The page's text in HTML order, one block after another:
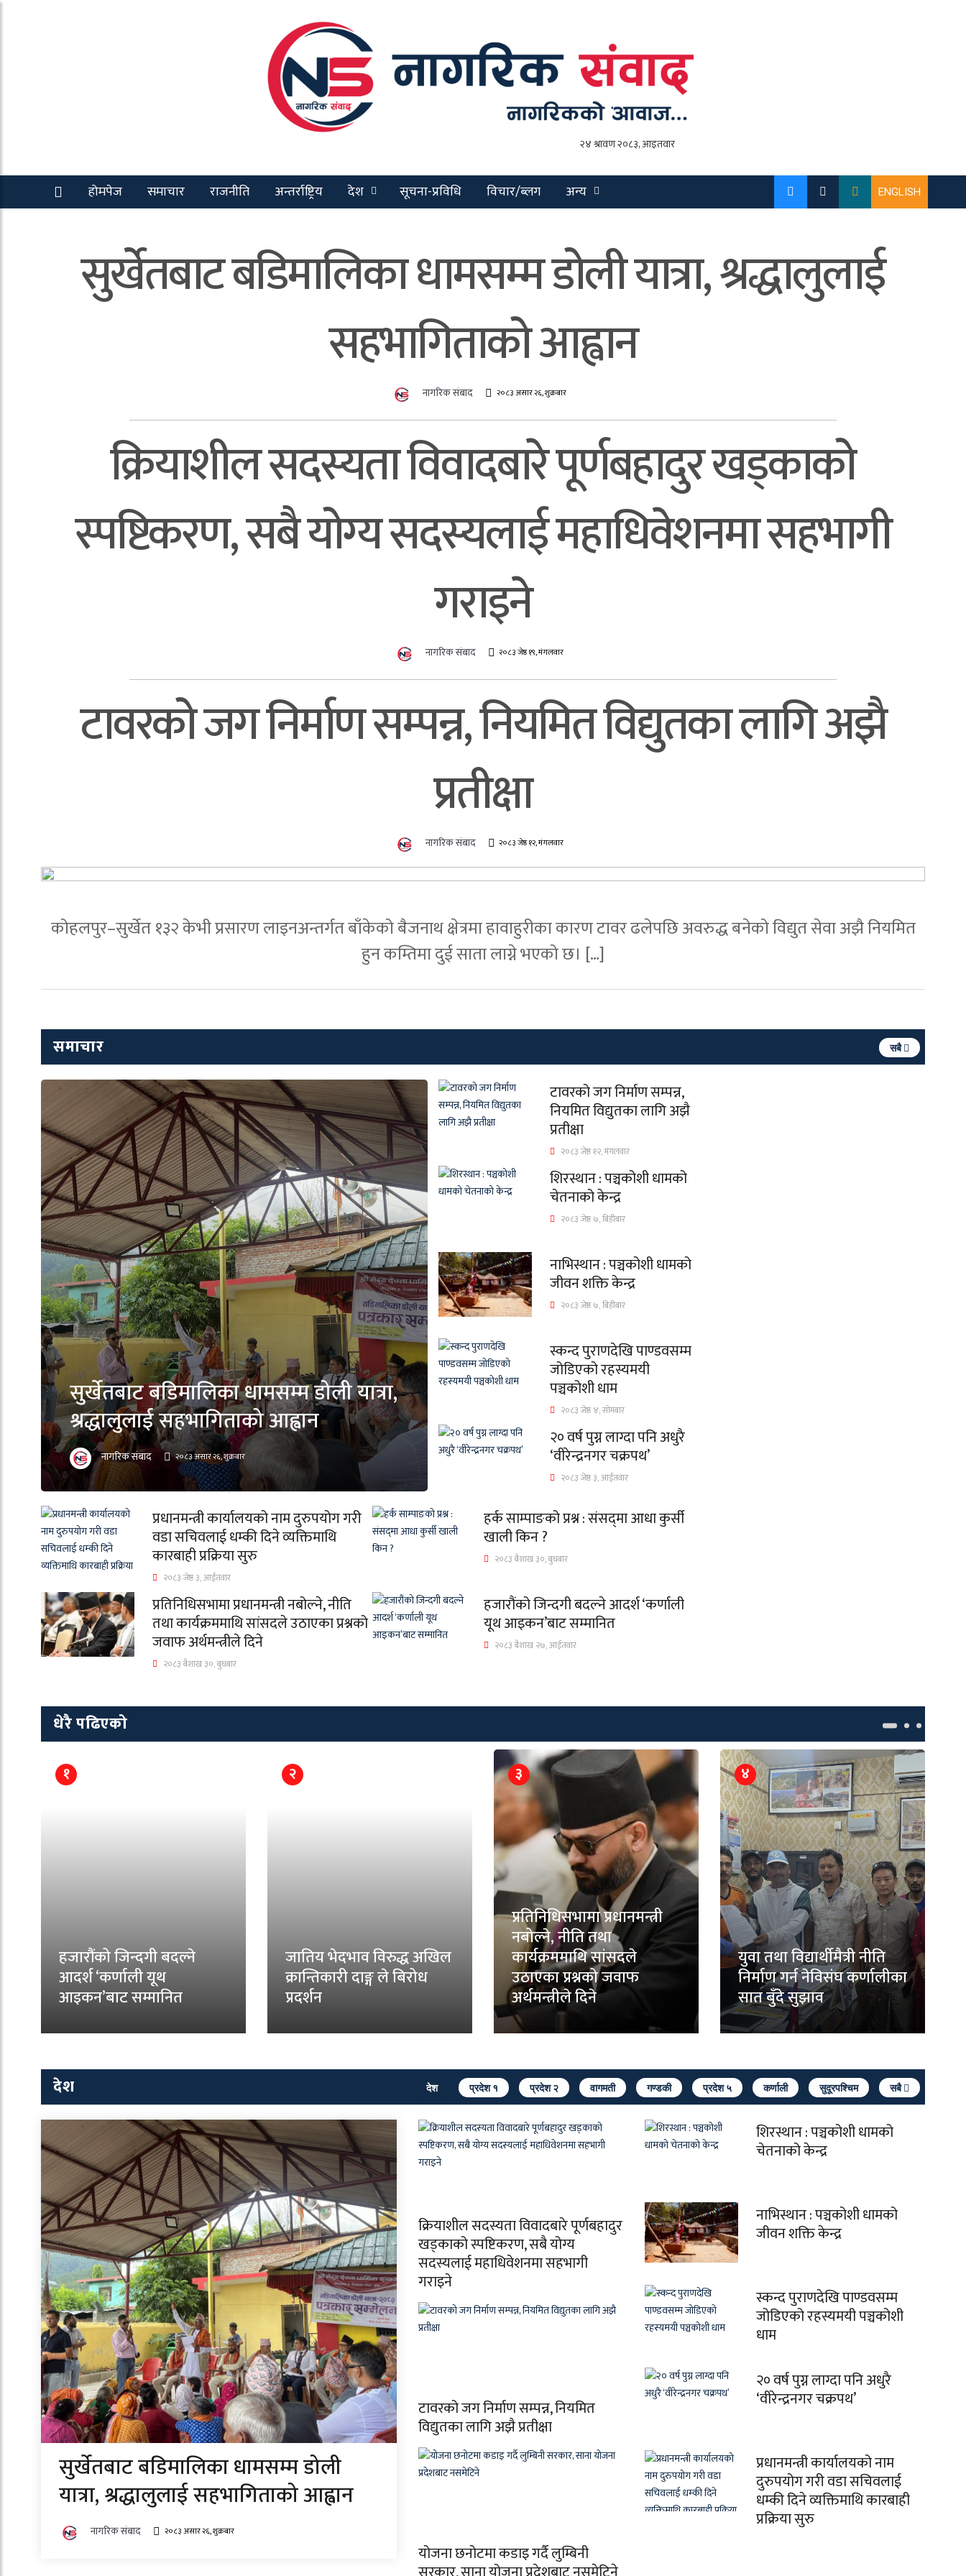
होमपेज समाचार राजनीति अन्तर्राष्ट्रिय देश सूचना-प्रविधि विचार/ब्लग अन्य ENGLISH
सुर्खेतबाट बडिमालिका धामसम्म डोली यात्रा, श्रद्धालुलाई
सहभागिताको आह्वान
नागरिक संबाद २०८३ असार २६, शुक्रबार
क्रियाशील सदस्यता विवादबारे पूर्णबहादुर खड्काको
स्पष्टिकरण, सबै योग्य सदस्यलाई महाधिवेशनमा सहभागी
गराइने
नागरिक संबाद २०८३ जेष्ठ १९, मंगलवार
टावरको जग निर्माण सम्पन्न, नियमित विद्युतका लागि अझै
प्रतीक्षा
नागरिक संबाद २०८३ जेष्ठ १२, मंगलवार
कोहलपुर–सुर्खेत १३२ केभी प्रसारण लाइनअन्तर्गत बाँकेको बैजनाथ क्षेत्रमा हावाहुरीका कारण टावर ढलेपछि अवरुद्ध बनेको विद्युत सेवा अझै नियमित
हुन कम्तिमा दुई साता लाग्ने भएको छ। […]
समाचार सबै
सुर्खेतबाट बडिमालिका धामसम्म डोली यात्रा,
श्रद्धालुलाई सहभागिताको आह्वान
नागरिक संबाद २०८३ असार २६, शुक्रबार
टावरको जग निर्माण सम्पन्न,
नियमित विद्युतका लागि अझै
प्रतीक्षा
२०८३ जेष्ठ १२, मंगलवार
शिरस्थान : पञ्चकोशी धामको
चेतनाको केन्द्र
२०८३ जेष्ठ ७, बिहीबार
नाभिस्थान : पञ्चकोशी धामको
जीवन शक्ति केन्द्र
२०८३ जेष्ठ ७, बिहीबार
स्कन्द पुराणदेखि पाण्डवसम्म
जोडिएको रहस्यमयी
पञ्चकोशी धाम
२०८३ जेष्ठ ४, सोमबार
२० वर्ष पुग्न लाग्दा पनि अधुरै
‘वीरेन्द्रनगर चक्रपथ’
२०८३ जेष्ठ ३, आईतवार
प्रधानमन्त्री कार्यालयको नाम दुरुपयोग गरी
वडा सचिवलाई धम्की दिने व्यक्तिमाथि
कारबाही प्रक्रिया सुरु
२०८३ जेष्ठ ३, आईतवार
प्रतिनिधिसभामा प्रधानमन्त्री नबोल्ने, नीति
तथा कार्यक्रममाथि सांसदले उठाएका प्रश्नको
जवाफ अर्थमन्त्रीले दिने
२०८३ बैशाख ३०, बुधबार
हर्क साम्पाङको प्रश्न : संसद्‌मा आधा कुर्सी
खाली किन ?
२०८३ बैशाख ३०, बुधबार
हजारौंको जिन्दगी बदल्ने आदर्श ‘कर्णाली
यूथ आइकन’बाट सम्मानित
२०८३ बैशाख २७, आईतवार
धेरै पढिएको
१
हजारौंको जिन्दगी बदल्ने
आदर्श ‘कर्णाली यूथ
आइकन’बाट सम्मानित
२
जातिय भेदभाव विरुद्ध अखिल
क्रान्तिकारी दाङ्ग ले बिरोध
प्रदर्शन
३
प्रतिनिधिसभामा प्रधानमन्त्री
नबोल्ने, नीति तथा
कार्यक्रममाथि सांसदले
उठाएका प्रश्नको जवाफ
अर्थमन्त्रीले दिने
४
युवा तथा विद्यार्थीमैत्री नीति
निर्माण गर्न नेविसंघ कर्णालीका
सात बुँदे सुझाव
देश देश प्रदेश १ प्रदेश २ वागमती गण्डकी प्रदेश ५ कर्णाली सुदूरपश्चिम सबै
सुर्खेतबाट बडिमालिका धामसम्म डोली
यात्रा, श्रद्धालुलाई सहभागिताको आह्वान
नागरिक संबाद २०८३ असार २६, शुक्रबार
क्रियाशील सदस्यता विवादबारे पूर्णबहादुर
खड्काको स्पष्टिकरण, सबै योग्य
सदस्यलाई महाधिवेशनमा सहभागी
गराइने
टावरको जग निर्माण सम्पन्न, नियमित
विद्युतका लागि अझै प्रतीक्षा
योजना छनोटमा कडाइ गर्दै लुम्बिनी
शिरस्थान : पञ्चकोशी धामको
चेतनाको केन्द्र
नाभिस्थान : पञ्चकोशी धामको
जीवन शक्ति केन्द्र
स्कन्द पुराणदेखि पाण्डवसम्म
जोडिएको रहस्यमयी पञ्चकोशी
धाम
२० वर्ष पुग्न लाग्दा पनि अधुरै
‘वीरेन्द्रनगर चक्रपथ’
प्रधानमन्त्री कार्यालयको नाम
दुरुपयोग गरी वडा सचिवलाई
धम्की दिने व्यक्तिमाथि कारबाही
प्रक्रिया सुरु